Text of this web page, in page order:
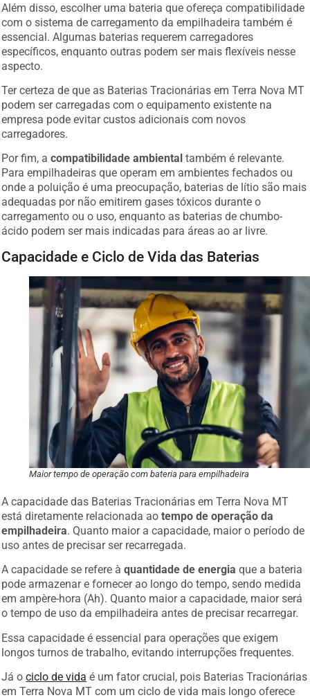
Além disso, escolher uma bateria que ofereça compatibilidade
com o sistema de carregamento da empilhadeira também é
essencial. Algumas baterias requerem carregadores
específicos, enquanto outras podem ser mais flexíveis nesse
aspecto.
Ter certeza de que as Baterias Tracionárias em Terra Nova MT
podem ser carregadas com o equipamento existente na
empresa pode evitar custos adicionais com novos
carregadores.
Por fim, acompatibilidade ambiental também é relevante.
Para empilhadeiras que operam em ambientes fechados ou
onde a poluição é uma preocupação, baterias de lítio são mais
adequadas por não emitirem gases tóxicos durante o
carregamento ou o uso, enquanto as baterias de chumbo-
ácido podem ser mais indicadas para áreas ao ar livre.
Capacidade e Ciclo de Vida das Baterias
Maior tempo de operação com bateria para empilhadeira
A capacidade das Baterias Tracionárias em Terra Nova MT
está diretamente relacionada aotempo de operação da
empilhadeira. Quanto maior a capacidade, maior o período de
uso antes de precisar ser recarregada.
A capacidade se refere àquantidade de energia que a bateria
pode armazenar e fornecer ao longo do tempo, sendo medida
em ampère-hora (Ah). Quanto maior a capacidade, maior será
o tempo de uso da empilhadeira antes de precisar recarregar.
Essa capacidade é essencial para operações que exigem
longos turnos de trabalho, evitando interrupções frequentes.
Já ociclo de vida é um fator crucial, pois Baterias Tracionárias
em Terra Nova MT com um ciclo de vida mais longo oferece